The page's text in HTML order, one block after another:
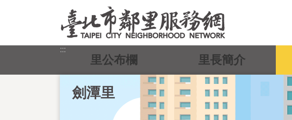
:::
劍潭里
里公布欄 里長簡介